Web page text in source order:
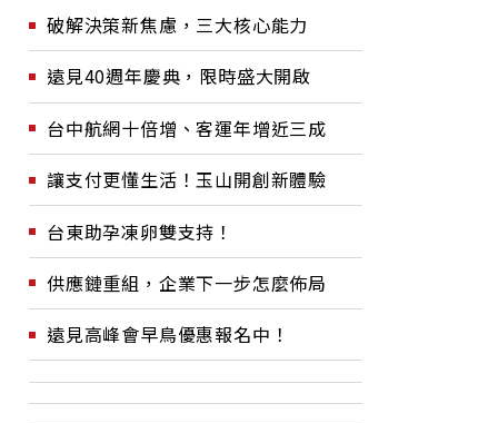
破解決策新焦慮，三大核心能力
遠見40週年慶典，限時盛大開啟
台中航網十倍增、客運年增近三成
讓支付更懂生活！玉山開創新體驗
台東助孕凍卵雙支持！
供應鏈重組，企業下一步怎麼佈局
遠見高峰會早鳥優惠報名中！